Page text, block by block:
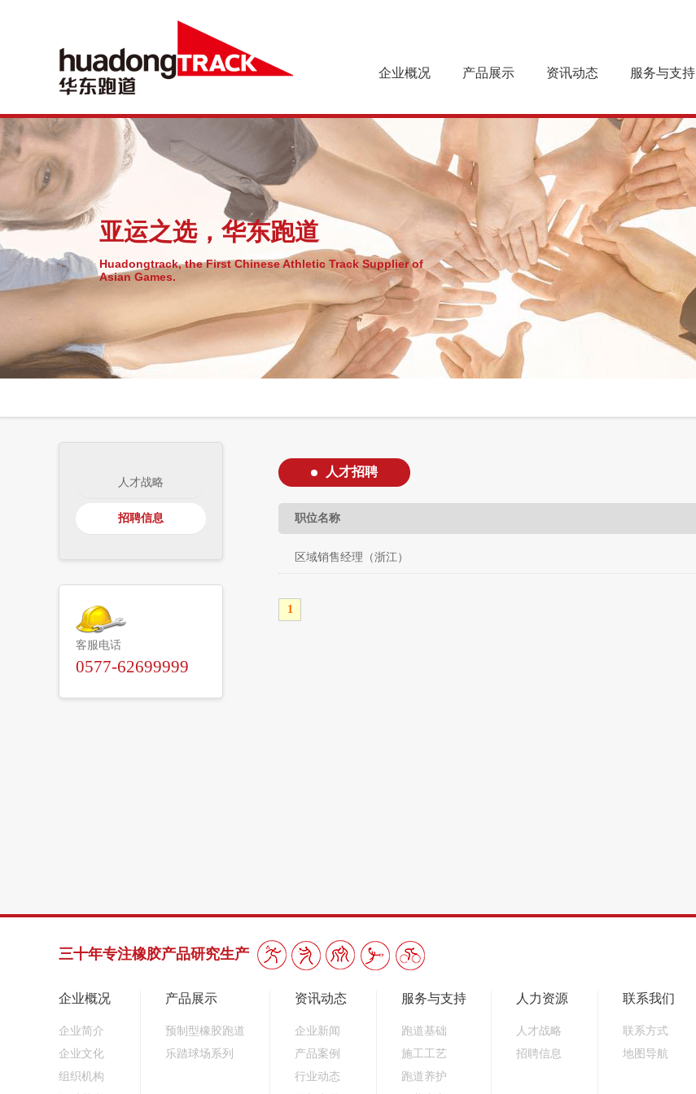
企业概况 产品展示 资讯动态 服务与支持
企业简介
企业文化
组织机构
预制型橡胶跑道
乐踏球场系列
企业新闻
产品案例
行业动态
最新产品
跑道基础
施工工艺
跑道养护
下载中心
亚运之选，华东跑道
Huadongtrack, the First Chinese Athletic Track Supplier of
Asian Games.
人才战略
招聘信息
客服电话
0577-62699999
人才招聘
职位名称
区域销售经理（浙江）
1
三十年专注橡胶产品研究生产
企业概况
企业简介
企业文化
组织机构
产品展示
预制型橡胶跑道
乐踏球场系列
资讯动态
企业新闻
产品案例
行业动态
服务与支持
跑道基础
施工工艺
跑道养护
人力资源
人才战略
招聘信息
联系我们
联系方式
地图导航